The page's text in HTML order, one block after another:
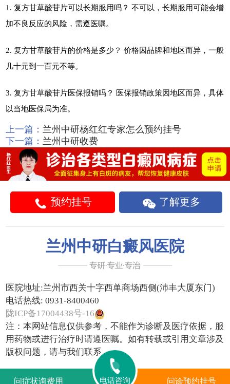
1. 复方甘草酸苷片可以长期服用吗？ 不可以，长期服用可能会增
加不良反应的风险，需遵医嘱。
2. 复方甘草酸苷片的价格是多少？ 价格因品牌和地区而异，一般
几十元到一百元不等。
3. 复方甘草酸苷片医保报销吗？ 医保报销政策因地区而异，具体
以当地医保局为准。
上一篇： 兰州中研杨红红专家怎么预约挂号
下一篇： 兰州中研收费
预约挂号 了解更多
兰州中研白癜风医院
医院地址:兰州市西关十字西单商场西侧(沛丰大厦东门)
电话热线: 0931-8400460
陇ICP备17004438号-16
注：本网站信息仅供参考，不能作为诊断及医疗依据，服
用药物或进行治疗时请遵医嘱。如有转载或引用文章涉及
版权问题，请与我们联系。
问症状询费用 电话咨询 问诊预约挂号